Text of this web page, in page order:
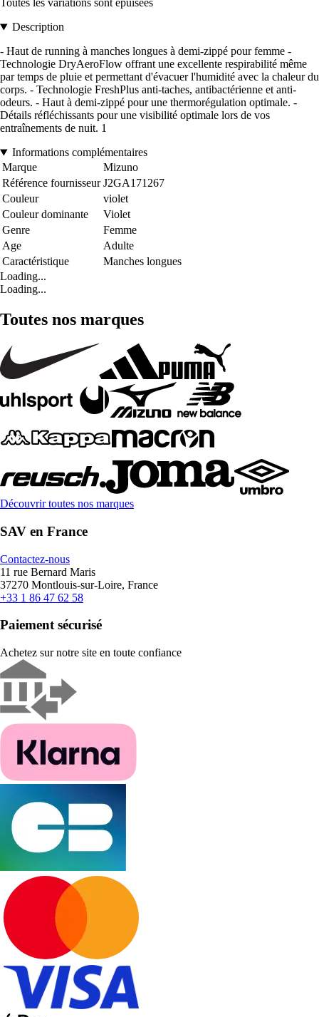
Toutes les variations sont épuisées
Description
- Haut de running à manches longues à demi-zippé pour femme -
Technologie DryAeroFlow offrant une excellente respirabilité même
par temps de pluie et permettant d'évacuer l'humidité avec la chaleur du
corps. - Technologie FreshPlus anti-taches, antibactérienne et anti-
odeurs. - Haut à demi-zippé pour une thermorégulation optimale. -
Détails réfléchissants pour une visibilité optimale lors de vos
entraînements de nuit. 1
Informations complémentaires
Marque
Mizuno
Référence fournisseur J2GA171267
Couleur
violet
Couleur dominante
Violet
Genre
Femme
Age
Adulte
Caractéristique
Manches longues
Loading...
Loading...
Toutes nos marques
Découvrir toutes nos marques
SAV en France
Contactez-nous
11 rue Bernard Maris
37270 Montlouis-sur-Loire, France
+33 1 86 47 62 58
Paiement sécurisé
Achetez sur notre site en toute confiance